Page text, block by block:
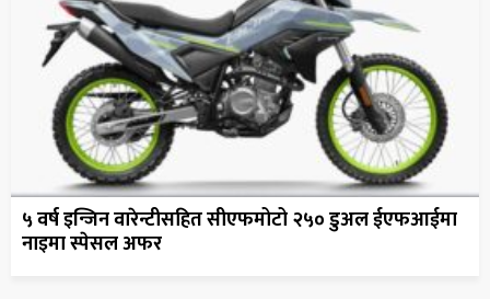
५ वर्ष इन्जिन वारेन्टीसहित सीएफमोटो २५० डुअल ईएफआईमा
नाइमा स्पेसल अफर